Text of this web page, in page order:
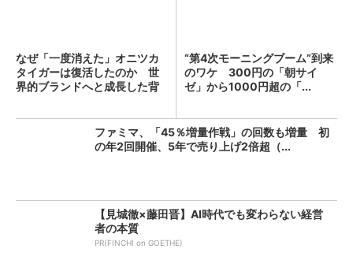
なぜ「一度消えた」オニツカ
タイガーは復活したのか 世
界的ブランドへと成長した背
“第4次モーニングブーム”到来
のワケ 300円の「朝サイ
ゼ」から1000円超の「...
ファミマ、「45％増量作戦」の回数も増量 初
の年2回開催、5年で売り上げ2倍超（...
【見城徹×藤田晋】AI時代でも変わらない経営
者の本質
PR(FINCHI on GOETHE)